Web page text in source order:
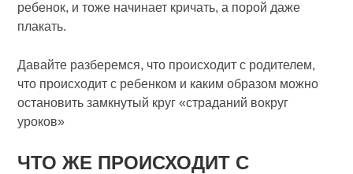
ребенок, и тоже начинает кричать, а порой даже
плакать.
Давайте разберемся, что происходит с родителем,
что происходит с ребенком и каким образом можно
остановить замкнутый круг «страданий вокруг
уроков»
ЧТО ЖЕ ПРОИСХОДИТ С